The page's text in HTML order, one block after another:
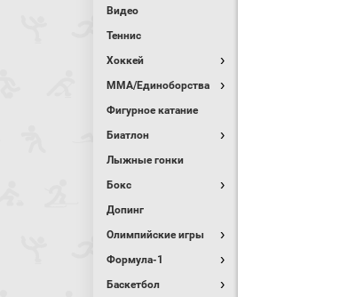
Видео
Теннис
Хоккей
MMA/Единоборства
Фигурное катание
Биатлон
Лыжные гонки
Бокс
Допинг
Олимпийские игры
Формула-1
Баскетбол